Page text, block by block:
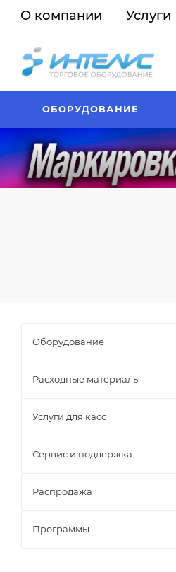
О компании Услуги
ОБОРУДОВАНИЕ
Оборудование
Расходные материалы
Услуги для касс
Сервис и поддержка
Распродажа
Программы